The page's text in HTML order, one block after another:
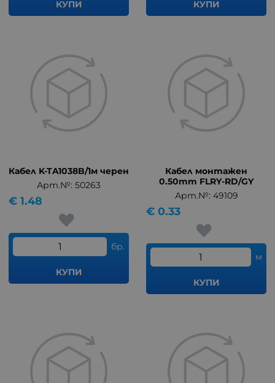
КУПИ КУПИ
Кабел K-TA1038B/1м черен
Арт.№: 50263
1.48
€
бр.
КУПИ
Кабел монтажен
0.50mm FLRY-RD/GY
Арт.№: 49109
0.33
€
м
КУПИ